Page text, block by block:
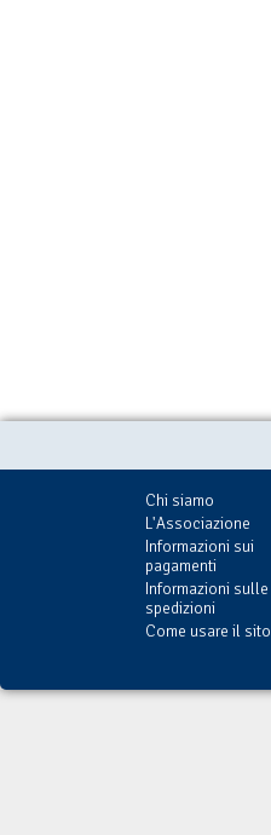
Chi siamo
L'Associazione
Informazioni sui
pagamenti
Informazioni sulle
spedizioni
Come usare il sito